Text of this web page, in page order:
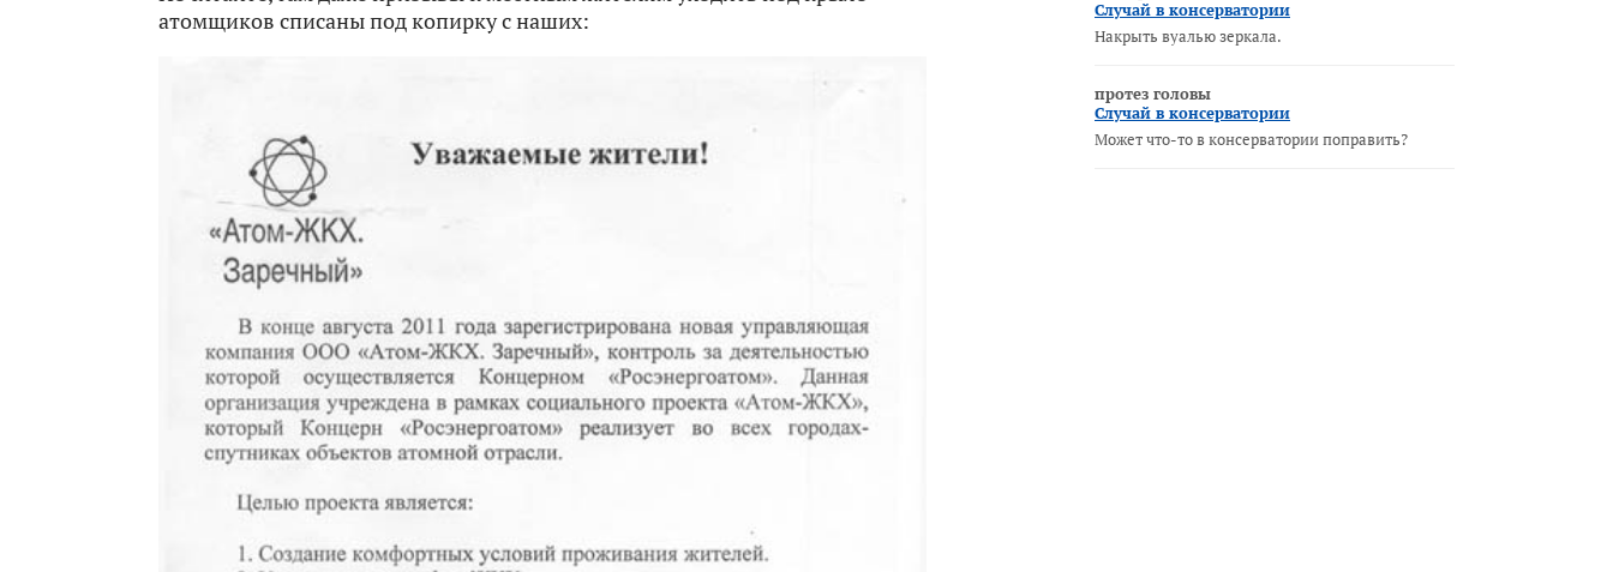
атомщиков списаны под копирку с наших:
Случай в консерватории
Накрыть вуалью зеркала.
протез головы
Случай в консерватории
Может что-то в консерватории поправить?